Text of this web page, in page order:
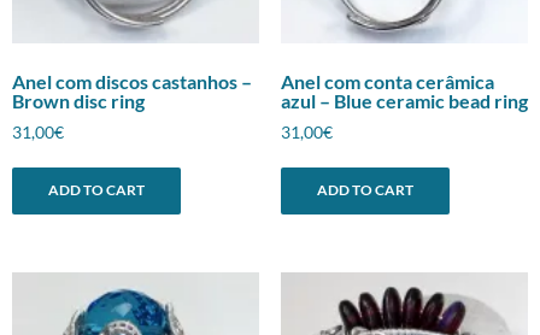
Anel com discos castanhos –
Brown disc ring
31,00€
ADD TO CART
Anel com conta cerâmica
azul – Blue ceramic bead ring
31,00€
ADD TO CART